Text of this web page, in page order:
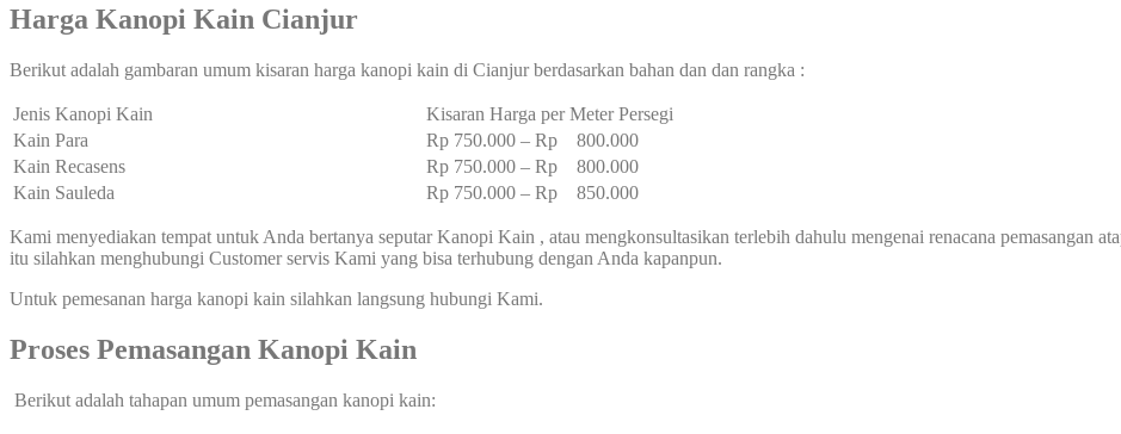
Harga Kanopi Kain Cianjur
Berikut adalah gambaran umum kisaran harga kanopi kain di Cianjur berdasarkan bahan dan dan rangka :
Jenis Kanopi Kain
Kisaran Harga per Meter Persegi
Kain Para
Rp 750.000 – Rp 800.000
Kain Recasens
Rp 750.000 – Rp 800.000
Kain Sauleda
Rp 750.000 – Rp 850.000
Kami menyediakan tempat untuk Anda bertanya seputar Kanopi Kain , atau mengkonsultasikan terlebih dahulu mengenai renacana pemasangan
itu silahkan menghubungi Customer servis Kami yang bisa terhubung dengan Anda kapanpun.
Untuk pemesanan harga kanopi kain silahkan langsung hubungi Kami.
Proses Pemasangan Kanopi Kain
Berikut adalah tahapan umum pemasangan kanopi kain: